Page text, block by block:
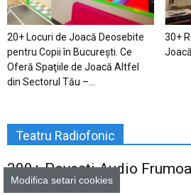
20+ Locuri de Joacă Deosebite
pentru Copii în Bucureşti. Ce
Oferă Spaţiile de Joacă Altfel
din Sectorul Tău –...
30+
Teatru Radiofonic
300+ Povești Audio
Radiofonic
Modifica setari cookies